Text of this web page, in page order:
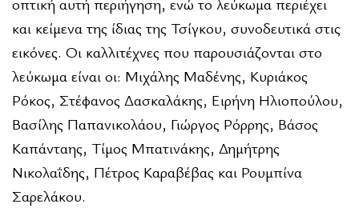
και κείμενα της ίδιας της Τσίγκου, συνοδευτικά στις
εικόνες. Οι καλλιτέχνες που παρουσιάζονται στο
λεύκωμα είναι οι: Μιχάλης Μαδένης, Κυριάκος
Ρόκος, Στέφανος Δασκαλάκης, Ειρήνη Ηλιοπούλου,
Βασίλης Παπανικολάου, Γιώργος Ρόρρης, Βάσος
Καπάνταης, Τίμος Μπατινάκης, Δημήτρης
Νικολαΐδης, Πέτρος Καραβέβας και Ρουμπίνα
Σαρελάκου.